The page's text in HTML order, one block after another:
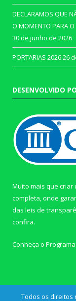
DECLARAMOS QUE
O MOMENTO PARA
30 de junho de 2026
PORTARIAS 202626
DESENVOLVIDO
Muito mais que criar
completa, onde
das leis de
confira.
Conheça o
Todos os direitos